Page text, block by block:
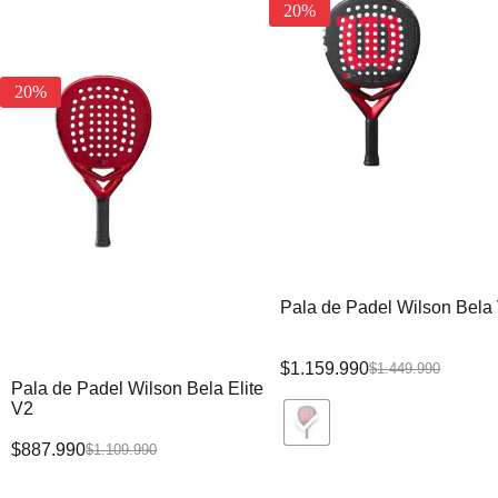
20%
Pala de Padel Wilson Bela Elite
V2
$1.109.990
$887.990
20%
Pala de Padel Wilson Bela
$1.449.990
$1.159.990